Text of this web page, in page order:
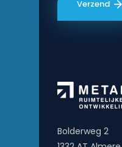
Bolderweg 2